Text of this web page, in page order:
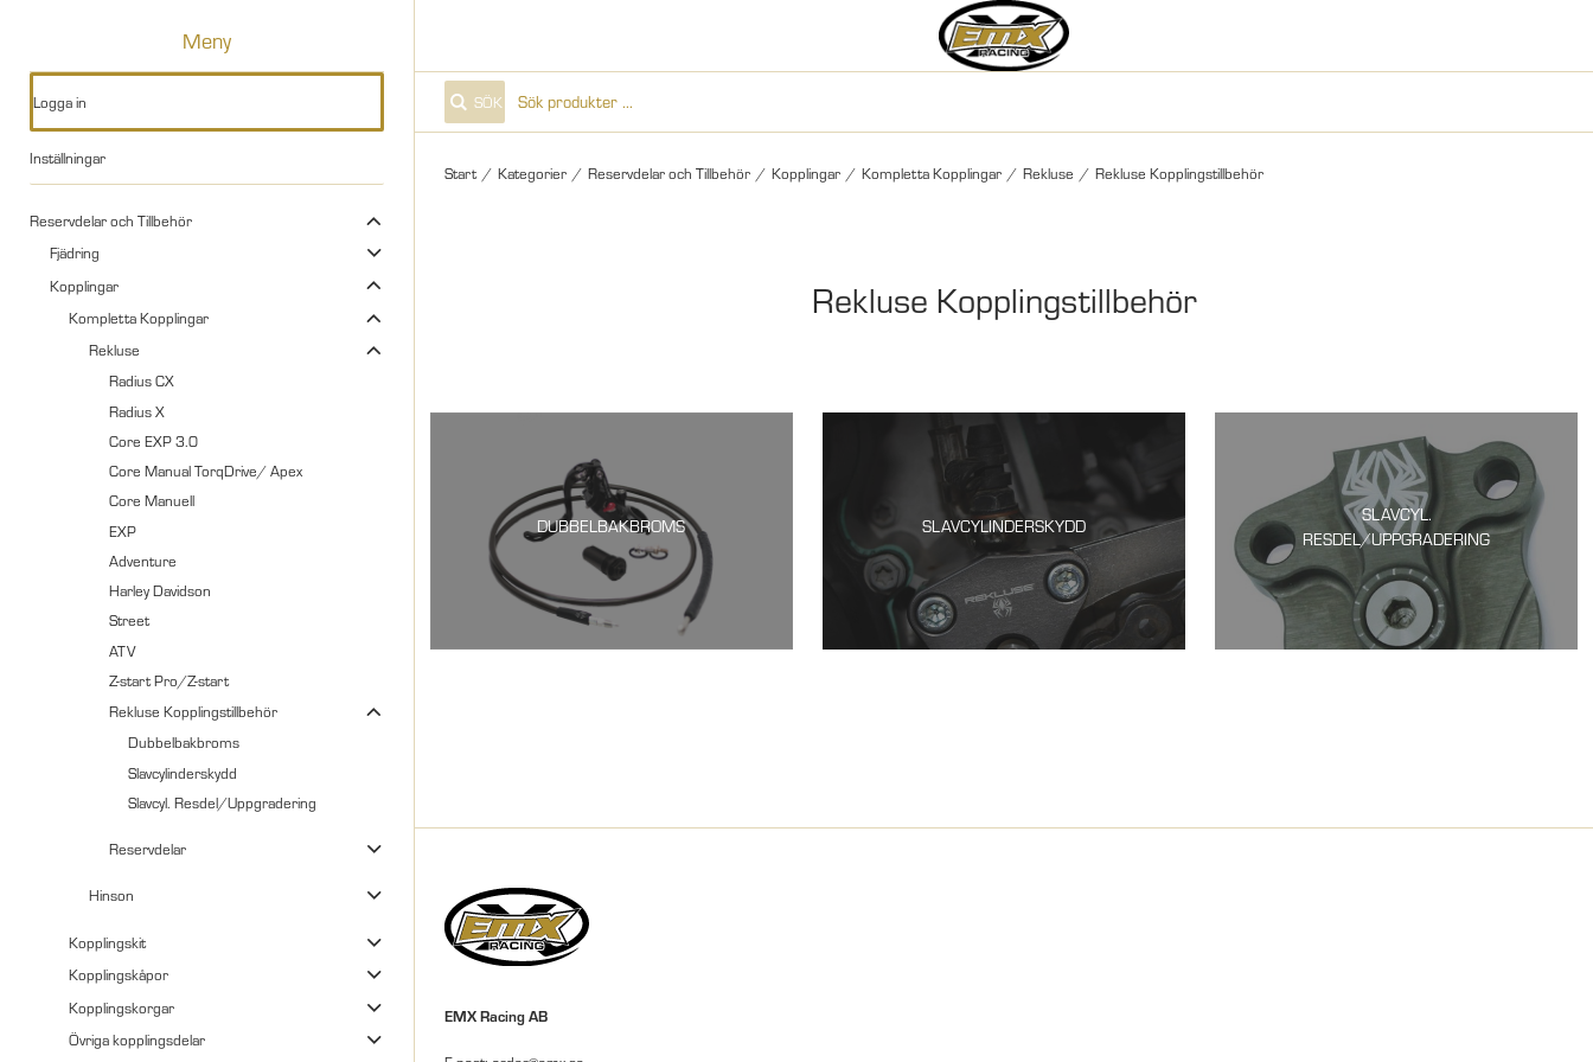
Meny
Logga in
Inställningar
Reservdelar och Tillbehör
Fjädring
Kopplingar
Kompletta Kopplingar
Rekluse
Radius CX
Radius X
Core EXP 3.0
Core Manual TorqDrive/ Apex
Core Manuell
EXP
Adventure
Harley Davidson
Street
ATV
Z-start Pro/Z-start
Rekluse Kopplingstillbehör
Dubbelbakbroms
Slavcylinderskydd
Slavcyl. Resdel/Uppgradering
Reservdelar
Hinson
Kopplingskit
Kopplingskåpor
Kopplingskorgar
Övriga kopplingsdelar
SÖK
Start / Kategorier / Reservdelar och Tillbehör / Kopplingar / Kompletta Kopplingar / Rekluse / Rekluse Kopplingstillbehör
Rekluse Kopplingstillbehör
DUBBELBAKBROMS SLAVCYLINDERSKYDD
SLAVCYL.
RESDEL/UPPGRADERING
EMX Racing AB